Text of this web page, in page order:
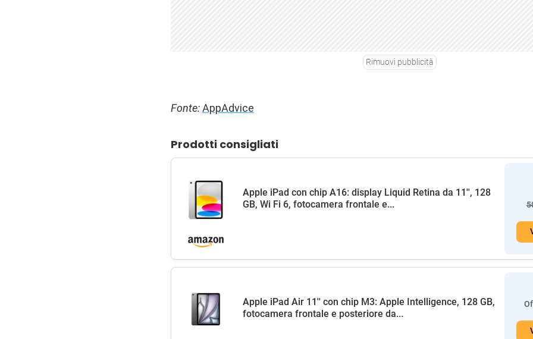
Rimuovi pubblicità
Fonte:AppAdvice
Prodotti consigliati
Apple iPad con chip A16: display Liquid Retina da 11'', 128
GB, Wi Fi 6, fotocamera frontale e...
Apple iPad Air 11'' con chip M3: Apple Intelligence, 128 GB,
fotocamera frontale e posteriore da...